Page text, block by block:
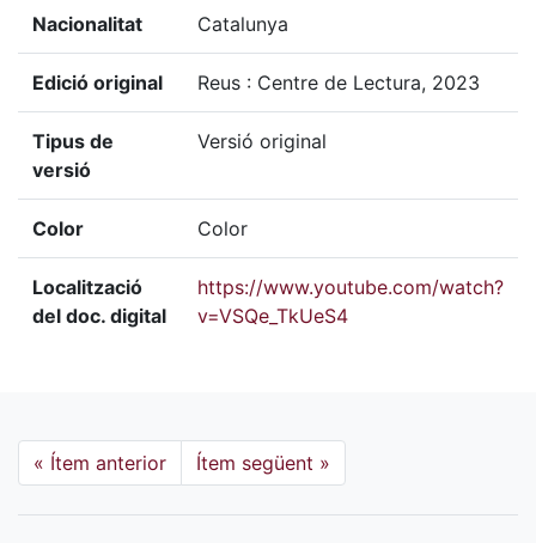
Nacionalitat Catalunya
Edició original Reus : Centre de Lectura, 2023
Tipus de
versió
Versió original
Color Color
Localització
del doc. digital
https://www.youtube.com/watch?
v=VSQe_TkUeS4
« Ítem anterior Ítem següent »